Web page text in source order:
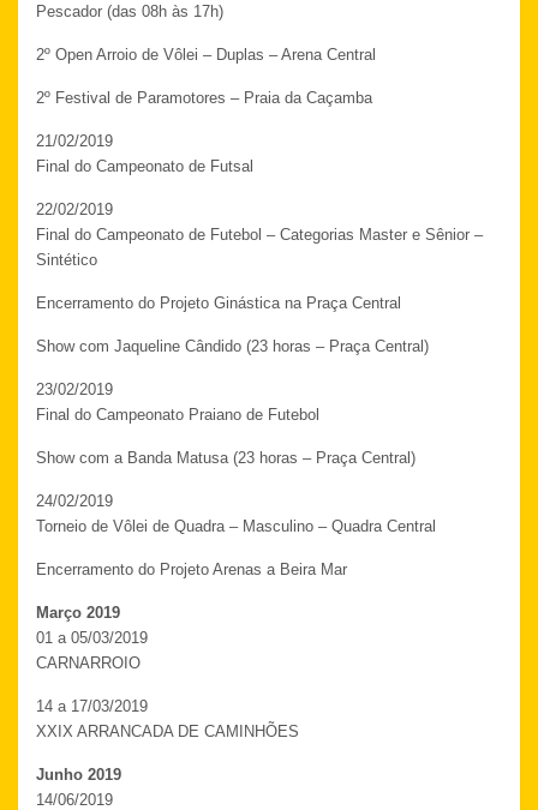
Pescador (das 08h às 17h)
2º Open Arroio de Vôlei – Duplas – Arena Central
2º Festival de Paramotores – Praia da Caçamba
21/02/2019
Final do Campeonato de Futsal
22/02/2019
Final do Campeonato de Futebol – Categorias Master e Sênior –
Sintético
Encerramento do Projeto Ginástica na Praça Central
Show com Jaqueline Cândido (23 horas – Praça Central)
23/02/2019
Final do Campeonato Praiano de Futebol
Show com a Banda Matusa (23 horas – Praça Central)
24/02/2019
Torneio de Vôlei de Quadra – Masculino – Quadra Central
Encerramento do Projeto Arenas a Beira Mar
Março 2019
01 a 05/03/2019
CARNARROIO
14 a 17/03/2019
XXIX ARRANCADA DE CAMINHÕES
Junho 2019
14/06/2019